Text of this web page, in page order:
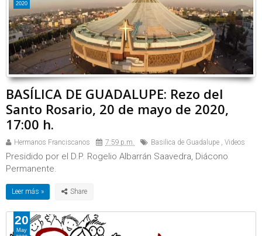
BASÍLICA DE GUADALUPE: Rezo del
Santo Rosario, 20 de mayo de 2020,
17:00 h.
Hermanos Franciscanos 7:59 p.m. Basilica de Guadalupe , Videos
Presidido por el D.P. Rogelio Albarrán Saavedra, Diácono
Permanente.
Leer más »
2020
20
May